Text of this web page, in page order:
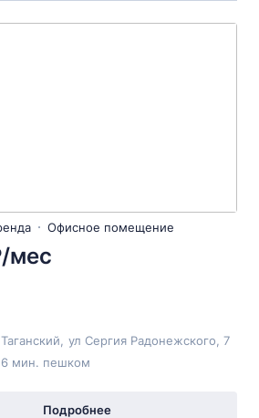
Офисное помещение
мес
ул Сергия Радонежского , 7
мин. пешком
Подробнее